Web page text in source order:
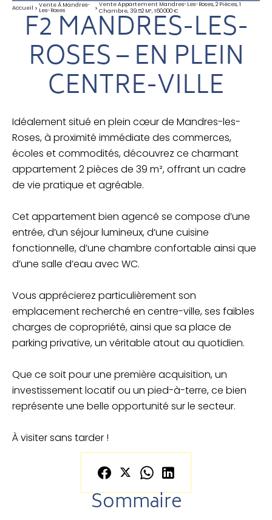
Accueil Vente À Mandres-
Les-Roses
Vente Appartement Mandres-Les-Roses, 2 Pièces, 1
Chambre, 39.52 M², 160 000 €
F2 MANDRES-LES-
ROSES – EN PLEIN
CENTRE-VILLE
Idéalement situé en plein cœur de Mandres-les-
Roses, à proximité immédiate des commerces,
écoles et commodités, découvrez ce charmant
appartement 2 pièces de 39 m², offrant un cadre
de vie pratique et agréable.
Cet appartement bien agencé se compose d’une
entrée, d’un séjour lumineux, d’une cuisine
fonctionnelle, d’une chambre confortable ainsi que
d’une salle d’eau avec WC.
Vous apprécierez particulièrement son
emplacement recherché en centre-ville, ses faibles
charges de copropriété, ainsi que sa place de
parking privative, un véritable atout au quotidien.
Que ce soit pour une première acquisition, un
investissement locatif ou un pied-à-terre, ce bien
représente une belle opportunité sur le secteur.
À visiter sans tarder !
Sommaire